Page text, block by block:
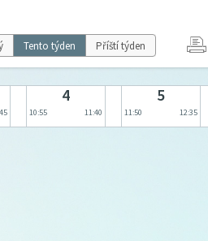
Tento týden Příští týden
4
10:55 11:40
5
11:50 12:35